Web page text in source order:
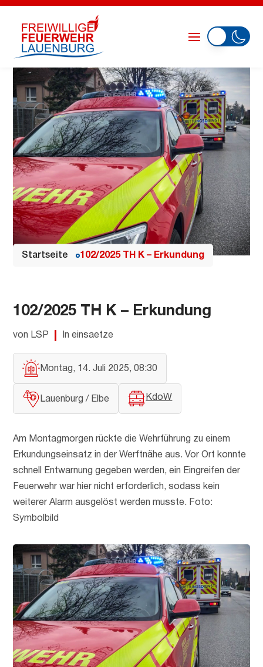
Startseite 102/2025 TH K – Erkundung
102/2025 TH K – Erkundung
von LSP In einsaetze
Montag, 14. Juli 2025, 08:30
Lauenburg / Elbe KdoW
Am Montagmorgen rückte die Wehrführung zu einem
Erkundungseinsatz in der Werftnähe aus. Vor Ort konnte
schnell Entwarnung gegeben werden, ein Eingreifen der
Feuerwehr war hier nicht erforderlich, sodass kein
weiterer Alarm ausgelöst werden musste. Foto:
Symbolbild